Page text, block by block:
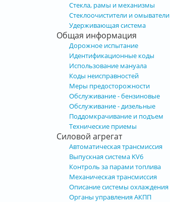
Стекла, рамы и механизмы
Стеклоочистители и омыватели
Удерживающая система
Общая информация
Дорожное испытание
Идентификационные коды
Использование мануала
Коды неисправностей
Меры предосторожности
Обслуживание - бензиновые
Обслуживание - дизельные
Поддомкрачивание и подъем
Технические приемы
Силовой агрегат
Автоматическая трансмиссия
Выпускная система KV6
Контроль за парами топлива
Механическая трансмиссия
Описание системы охлаждения
Органы управления АКПП